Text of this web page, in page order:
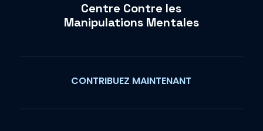
Centre Contre les
Manipulations Mentales
CONTRIBUEZ MAINTENANT